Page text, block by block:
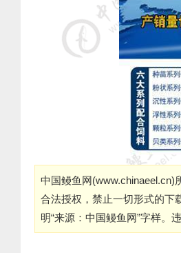
中国鳗鱼网(www.chinaeel.cn)
合法授权，禁止一切形式的下
明“来源：中国鳗鱼网”字样。